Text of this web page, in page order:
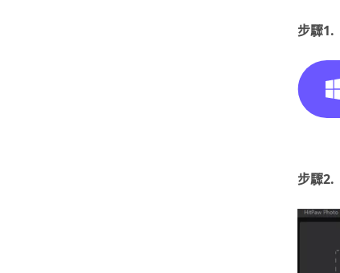
步驟1.
步驟2.